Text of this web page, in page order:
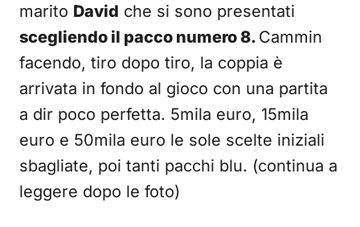
marito David che si sono presentati
scegliendo il pacco numero 8. Cammin
facendo, tiro dopo tiro, la coppia è
arrivata in fondo al gioco con una partita
a dir poco perfetta. 5mila euro, 15mila
euro e 50mila euro le sole scelte iniziali
sbagliate, poi tanti pacchi blu. (continua a
leggere dopo le foto)